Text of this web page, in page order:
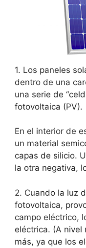
1. Los paneles
dentro de una
una serie de
fotovoltaica (PV).
En el interior de
un material
capas de silicio.
la otra negativa,
2. Cuando la luz
fotovoltaica,
campo eléctrico,
eléctrica. (A nivel
más, ya que los